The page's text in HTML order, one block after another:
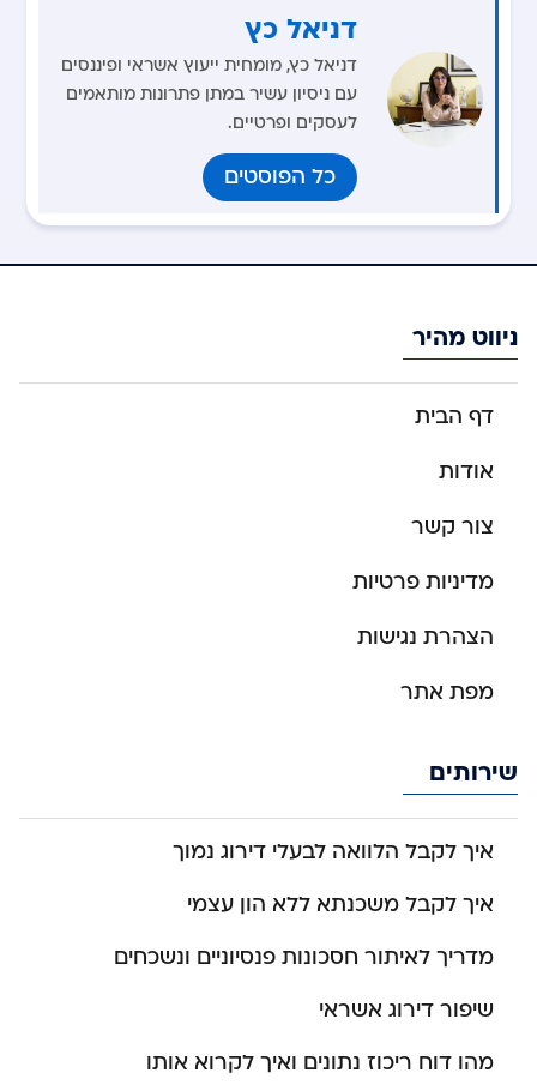
דניאל כץ
דניאל כץ, מומחית ייעוץ אשראי ופיננסים
עם ניסיון עשיר במתן פתרונות מותאמים
לעסקים ופרטיים.
כל הפוסטים
ניווט מהיר
דף הבית
אודות
צור קשר
מדיניות פרטיות
הצהרת נגישות
מפת אתר
שירותים
איך לקבל הלוואה לבעלי דירוג נמוך
איך לקבל משכנתא ללא הון עצמי
מדריך לאיתור חסכונות פנסיוניים ונשכחים
שיפור דירוג אשראי
מהו דוח ריכוז נתונים ואיך לקרוא אותו